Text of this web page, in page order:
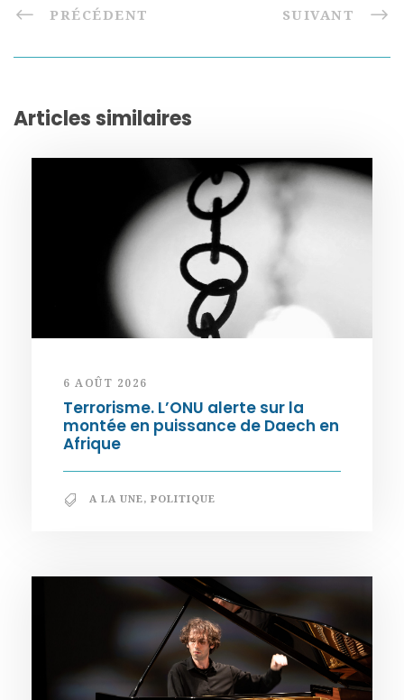
PRÉCÉDENT SUIVANT
Articles similaires
6 AOÛT 2026
Terrorisme. L’ONU alerte sur la
montée en puissance de Daech en
Afrique
A LA UNE, POLITIQUE